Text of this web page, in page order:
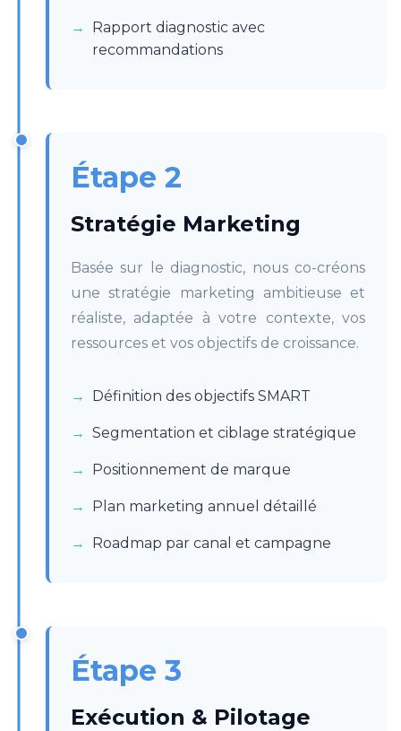
Rapport diagnostic avec
recommandations
Étape 2
Stratégie Marketing
Basée sur le diagnostic, nous co-créons
une stratégie marketing ambitieuse et
réaliste, adaptée à votre contexte, vos
ressources et vos objectifs de croissance.
Définition des objectifs SMART
Segmentation et ciblage stratégique
Positionnement de marque
Plan marketing annuel détaillé
Roadmap par canal et campagne
Étape 3
Exécution & Pilotage